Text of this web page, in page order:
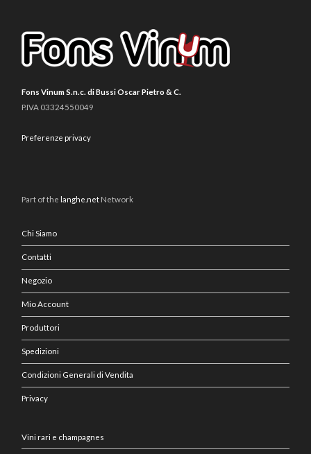
Fons Vinum S.n.c. di Bussi Oscar Pietro & C.
P.IVA 03324550049
Preferenze privacy
Part of thelanghe.net Network
Chi Siamo
Contatti
Negozio
Mio Account
Produttori
Spedizioni
Condizioni Generali di Vendita
Privacy
Vini rari e champagnes